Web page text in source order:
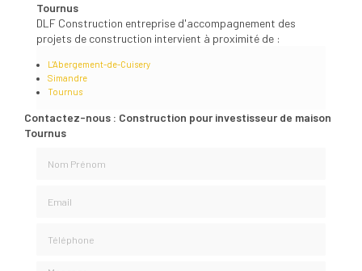
Tournus
DLF Construction entreprise d'accompagnement des
projets de construction intervient à proximité de :
L'Abergement-de-Cuisery
Simandre
Tournus
Contactez-nous : Construction pour investisseur de maison
Tournus